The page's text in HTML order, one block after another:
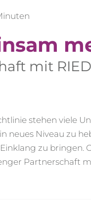
mit
stehen viele
neues Niveau zu
zu
Partnerschaft